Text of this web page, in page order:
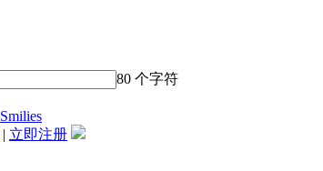
80 个字符
Smilies
| 立即注册